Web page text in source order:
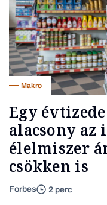
Makro
Egy
alacsony az
élelmiszer
csökken is
Forbes 2 perc